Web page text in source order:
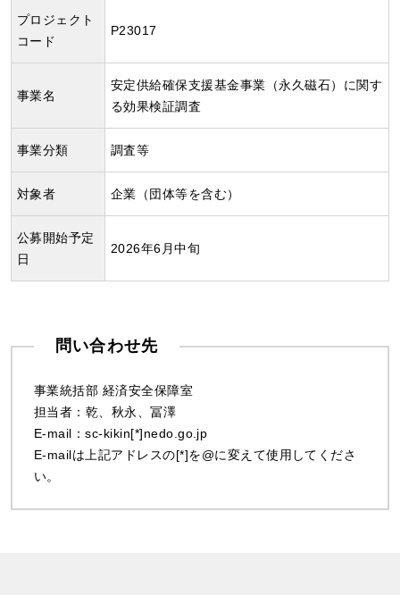
プロジェクト
コード
P23017
事業名
安定供給確保支援基金事業（永久磁石）に関す
る効果検証調査
事業分類 調査等
対象者 企業（団体等を含む）
公募開始予定
日
2026年6月中旬
問い合わせ先
事業統括部 経済安全保障室
担当者：乾、秋永、冨澤
E-mail：sc-kikin[*]nedo.go.jp
E-mailは上記アドレスの[*]を@に変えて使用してくださ
い。